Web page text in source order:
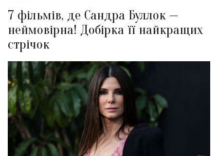
7 фільмів, де Сандра Буллок —
неймовірна! Добірка її найкращих
стрічок